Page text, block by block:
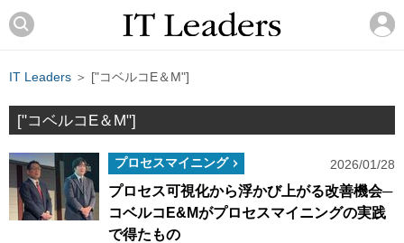
IT Leaders ＞ ["コベルコE＆M"]
["コベルコE＆M"]
プロセスマイニング 2026/01/28
プロセス可視化から浮かび上がる改善機会─
コベルコE&Mがプロセスマイニングの実践
で得たもの